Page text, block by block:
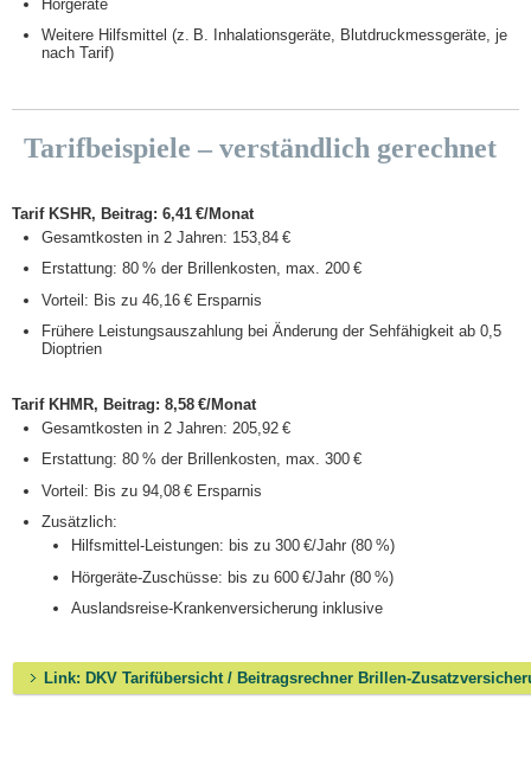
Hörgeräte
Weitere Hilfsmittel (z. B. Inhalationsgeräte, Blutdruckmessgeräte, je
nach Tarif)
Tarifbeispiele – verständlich gerechnet
Tarif KSHR, Beitrag: 6,41 €/Monat
Gesamtkosten in 2 Jahren: 153,84 €
Erstattung: 80 % der Brillenkosten, max. 200 €
Vorteil: Bis zu 46,16 € Ersparnis
Frühere Leistungsauszahlung bei Änderung der Sehfähigkeit ab 0,5
Dioptrien
Tarif KHMR, Beitrag: 8,58 €/Monat
Gesamtkosten in 2 Jahren: 205,92 €
Erstattung: 80 % der Brillenkosten, max. 300 €
Vorteil: Bis zu 94,08 € Ersparnis
Zusätzlich:
Hilfsmittel-Leistungen: bis zu 300 €/Jahr (80 %)
Hörgeräte-Zuschüsse: bis zu 600 €/Jahr (80 %)
Auslandsreise-Krankenversicherung inklusive
Link: DKV Tarifübersicht / Beitragsrechner Brillen-